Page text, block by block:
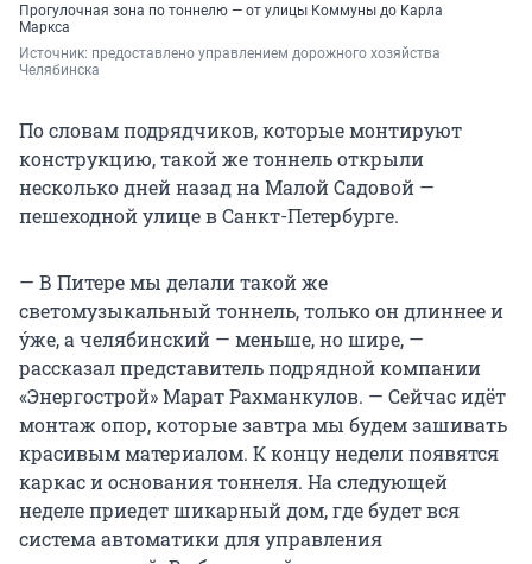
Прогулочная зона по тоннелю — от улицы Коммуны до Карла
Маркса
Источник: предоставлено управлением дорожного хозяйства
Челябинска
По словам подрядчиков, которые монтируют
конструкцию, такой же тоннель открыли
несколько дней назад на Малой Садовой —
пешеходной улице в Санкт-Петербурге.
— В Питере мы делали такой же
светомузыкальный тоннель, только он длиннее и
ýже, а челябинский — меньше, но шире, —
рассказал представитель подрядной компании
«Энергострой» Марат Рахманкулов. — Сейчас идёт
монтаж опор, которые завтра мы будем зашивать
красивым материалом. К концу недели появятся
каркас и основания тоннеля. На следующей
неделе приедет шикарный дом, где будет вся
система автоматики для управления